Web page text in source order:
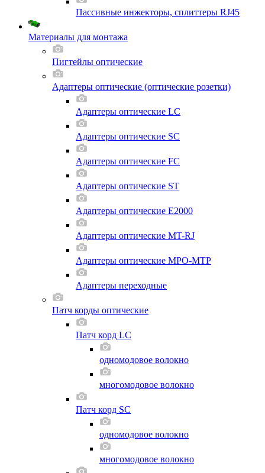
Пассивные инжекторы, сплиттеры RJ45
Материалы для монтажа
Пигтейлы оптические
Адаптеры оптические (оптические розетки)
Адаптеры оптические LC
Адаптеры оптические SC
Адаптеры оптические FC
Адаптеры оптические ST
Адаптеры оптические E2000
Адаптеры оптические MT-RJ
Адаптеры оптические MPO-MTP
Адаптеры переходные
Патч корды оптические
Патч корд LC
одномодовое волокно
многомодовое волокно
Патч корд SC
одномодовое волокно
многомодовое волокно